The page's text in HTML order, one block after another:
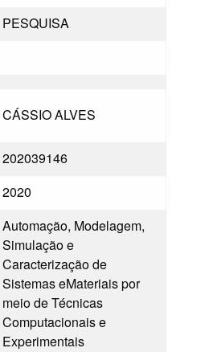
PESQUISA
CÁSSIO ALVES
202039146
2020
Automação, Modelagem,
Simulação e
Caracterização de
Sistemas eMateriais por
meio de Técnicas
Computacionais e
Experimentais